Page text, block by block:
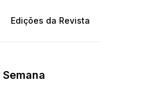
Edições da Revista